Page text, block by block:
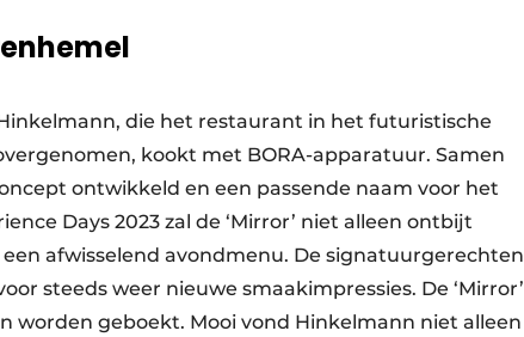
die het restaurant in het futuristische
kookt met BORA-apparatuur. Samen
ontwikkeld en een passende naam voor het
Days 2023 zal de ‘Mirror’ niet alleen ontbijt
afwisselend avondmenu. De signatuurgerechten
steeds weer nieuwe smaakimpressies. De ‘Mirror’
worden geboekt. Mooi vond Hinkelmann niet alleen